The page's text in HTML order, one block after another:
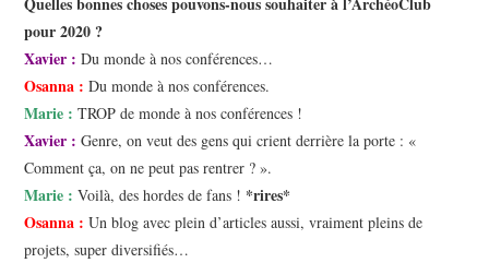
pour 2020 ?
Xavier : Du monde à nos conférences…
Osanna : Du monde à nos conférences.
Marie : TROP de monde à nos conférences !
Xavier : Genre, on veut des gens qui crient derrière la porte : «
Comment ça, on ne peut pas rentrer ? ».
Marie : Voilà, des hordes de fans ! *rires*
Osanna : Un blog avec plein d’articles aussi, vraiment pleins de
projets, super diversifiés…